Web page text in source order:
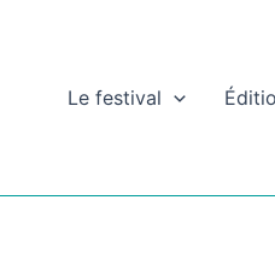
Le festival